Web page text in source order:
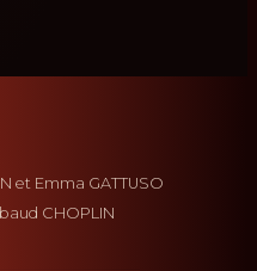
Emma GATTUSO
CHOPLIN